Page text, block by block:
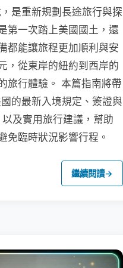
是重新規劃長途旅行與探
第一次踏上美國國土，還
都能讓旅程更加順利與安
，從東岸的紐約到西岸的
旅行體驗。 本篇指南將帶
的最新入境規定、簽證與
及實用旅行建議，幫助
免臨時狀況影響行程。
繼續閱讀→